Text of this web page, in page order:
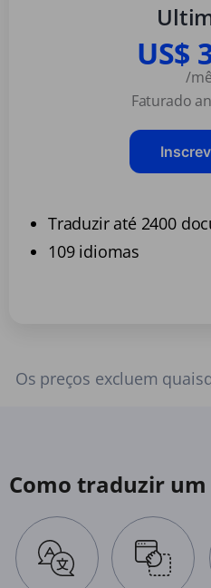
US$
/
Faturado
Traduzir até 2400
109 idiomas
Os preços excluem
Como traduzir um